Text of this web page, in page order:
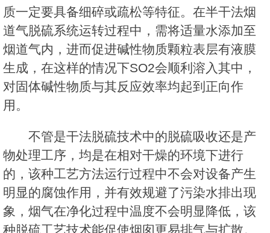
质一定要具备细碎或疏松等特征。在半干法烟
道气脱硫系统运转过程中，需将适量水添加至
烟道气内，进而促进碱性物质颗粒表层有液膜
生成，在这样的情况下SO2会顺利溶入其中，
对固体碱性物质与其反应效率均起到正向作
用。
不管是干法脱硫技术中的脱硫吸收还是产
物处理工序，均是在相对干燥的环境下进行
的，该种工艺方法运行过程中不会对设备产生
明显的腐蚀作用，并有效规避了污染水排出现
象，烟气在净化过程中温度不会明显降低，该
种脱硫工艺技术能促使烟囱更易排气与扩散。